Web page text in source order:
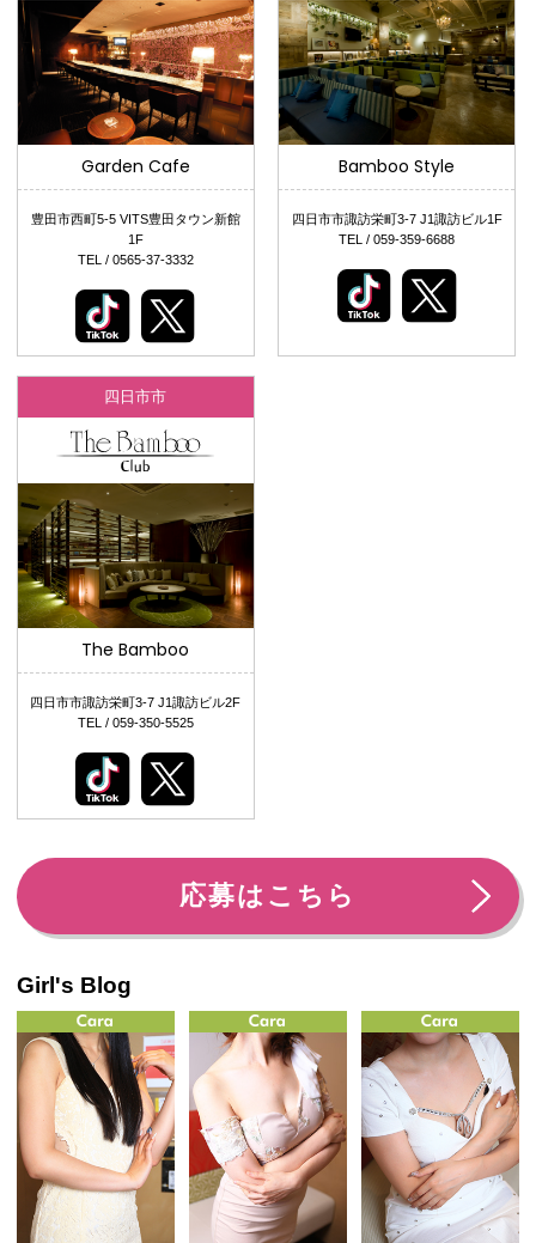
Garden Cafe
豊田市西町5-5 VITS豊田タウン新館
1F
TEL / 0565-37-3332
Bamboo Style
四日市市諏訪栄町3-7 J1諏訪ビル1F
TEL / 059-359-6688
四日市市
The Bamboo
四日市市諏訪栄町3-7 J1諏訪ビル2F
TEL / 059-350-5525
応募はこちら
Girl's Blog